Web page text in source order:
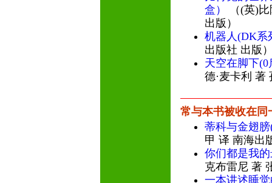
盒）
（(英)
出版）
机器人(DK系
出版社 出版
天空在脚下
德·麦卡利 著
常与本书被收在同
蒂科与金翅
甲 译 南海出
你们都是我
克布雷尼 著
一本讲述睡